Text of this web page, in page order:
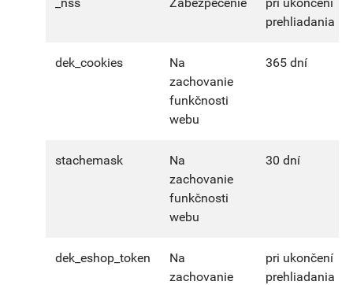
prehliadania
dek_cookies
Na
zachovanie
funkčnosti
webu
365 dní
stachemask
Na
zachovanie
funkčnosti
webu
30 dní
dek_eshop_token
Na
zachovanie
pri ukončení
prehliadania